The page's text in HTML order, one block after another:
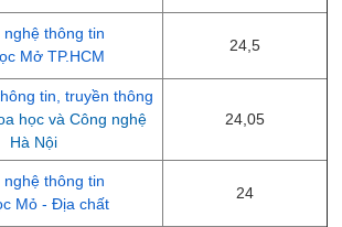
nghệ thông tin
Mở TP.HCM
24,5
tin, truyền thông
học và Công nghệ
Hà Nội
24,05
nghệ thông tin
Mỏ - Địa chất
24